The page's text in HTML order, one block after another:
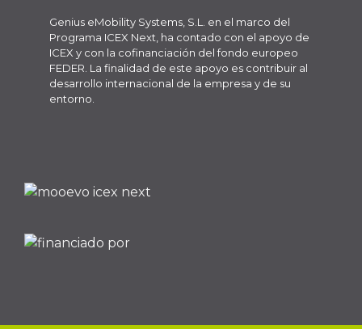
Genius eMobility Systems, S.L. en el marco del
Programa ICEX Next, ha contado con el apoyo de
ICEX y con la cofinanciación del fondo europeo
FEDER. La finalidad de este apoyo es contribuir al
desarrollo internacional de la empresa y de su
entorno.